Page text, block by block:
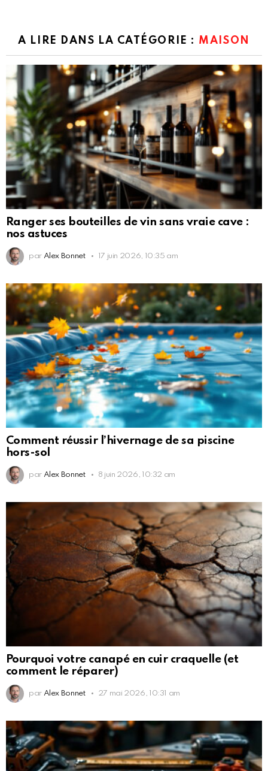
A LIRE DANS LA CATÉGORIE : MAISON
Ranger ses bouteilles de vin sans vraie cave :
nos astuces
par Alex Bonnet 17 juin 2026, 10:35 am
Comment réussir l’hivernage de sa piscine
hors-sol
par Alex Bonnet 8 juin 2026, 10:32 am
Pourquoi votre canapé en cuir craquelle (et
comment le réparer)
par Alex Bonnet 27 mai 2026, 10:31 am